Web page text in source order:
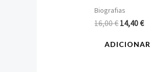
Biografias
16,00€14,40€
ADICIONAR